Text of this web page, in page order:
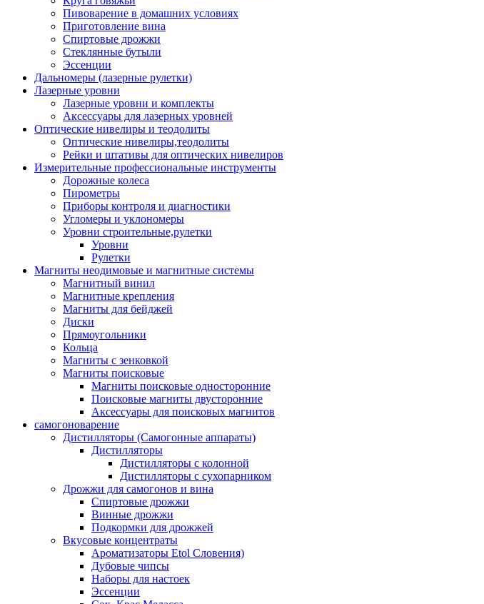
Пивоварение в домашних условиях
Приготовление вина
Спиртовые дрожжи
Стеклянные бутыли
Эссенции
Дальномеры (лазерные рулетки)
Лазерные уровни
Лазерные уровни и комплекты
Аксессуары для лазерных уровней
Оптические нивелиры и теодолиты
Оптические нивелиры,теодолиты
Рейки и штативы для оптических нивелиров
Измерительные профессиональные инструменты
Дорожные колеса
Пирометры
Приборы контроля и диагностики
Угломеры и уклономеры
Уровни строительные,рулетки
Уровни
Рулетки
Магниты неодимовые и магнитные системы
Магнитный винил
Магнитные крепления
Магниты для бейджей
Диски
Прямоугольники
Кольца
Магниты с зенковкой
Магниты поисковые
Магниты поисковые односторонние
Поисковые магниты двусторонние
Аксессуары для поисковых магнитов
самогоноварение
Дистилляторы (Самогонные аппараты)
Дистилляторы
Дистилляторы с колонной
Дистилляторы с сухопарником
Дрожжи для самогонов и вина
Спиртовые дрожжи
Винные дрожжи
Подкормки для дрожжей
Вкусовые концентраты
Ароматизаторы Etol Словения)
Дубовые чипсы
Наборы для настоек
Эссенции